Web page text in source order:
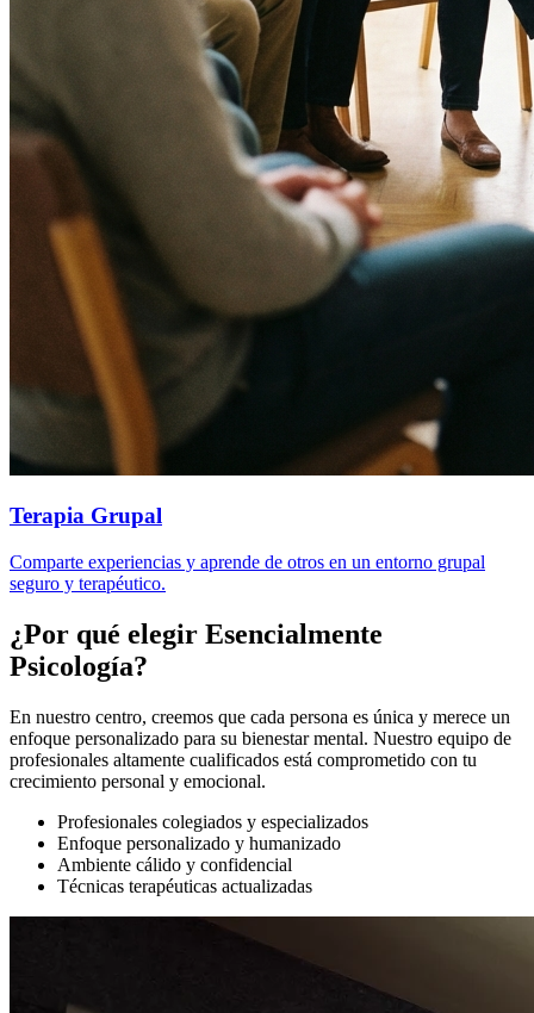
Terapia Grupal
Comparte experiencias y aprende de otros en un entorno grupal
seguro y terapéutico.
¿Por qué elegir Esencialmente
Psicología?
En nuestro centro, creemos que cada persona es única y merece un
enfoque personalizado para su bienestar mental. Nuestro equipo de
profesionales altamente cualificados está comprometido con tu
crecimiento personal y emocional.
Profesionales colegiados y especializados
Enfoque personalizado y humanizado
Ambiente cálido y confidencial
Técnicas terapéuticas actualizadas